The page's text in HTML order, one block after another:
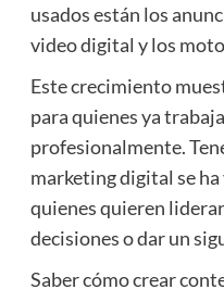
usados están los
video digital y los
Este crecimiento
para quienes ya
profesionalmente.
marketing digital se
quienes quieren
decisiones o dar un
Saber cómo crear